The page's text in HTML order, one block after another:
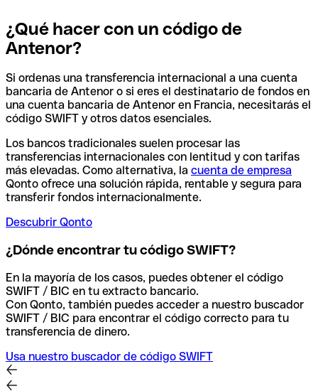
¿Qué hacer con un código de
Antenor?
Si ordenas una transferencia internacional a una cuenta
bancaria de Antenor o si eres el destinatario de fondos en
una cuenta bancaria de Antenor en Francia, necesitarás el
código SWIFT y otros datos esenciales.
Los bancos tradicionales suelen procesar las
transferencias internacionales con lentitud y con tarifas
más elevadas. Como alternativa, la cuenta de empresa
Qonto ofrece una solución rápida, rentable y segura para
transferir fondos internacionalmente.
Descubrir Qonto
¿Dónde encontrar tu código SWIFT?
En la mayoría de los casos, puedes obtener el código
SWIFT / BIC en tu extracto bancario.
Con Qonto, también puedes acceder a nuestro buscador
SWIFT / BIC para encontrar el código correcto para tu
transferencia de dinero.
Usa nuestro buscador de código SWIFT